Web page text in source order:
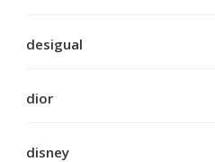
desigual
dior
disney